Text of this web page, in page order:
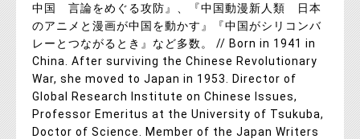
中国 言論をめぐる攻防』、『中国動漫新人類 日本
のアニメと漫画が中国を動かす』『中国がシリコンバ
レーとつながるとき』など多数。 // Born in 1941 in
China. After surviving the Chinese Revolutionary
War, she moved to Japan in 1953. Director of
Global Research Institute on Chinese Issues,
Professor Emeritus at the University of Tsukuba,
Doctor of Science. Member of the Japan Writers